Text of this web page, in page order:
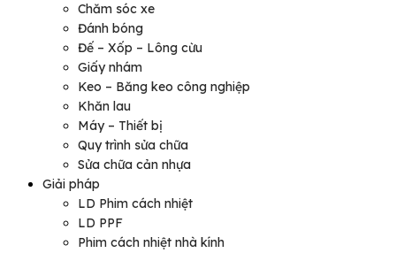
Chăm sóc xe
Đánh bóng
Đế – Xốp – Lông cừu
Giấy nhám
Keo – Băng keo công nghiệp
Khăn lau
Máy – Thiết bị
Quy trình sửa chữa
Sửa chữa cản nhựa
Giải pháp
LD Phim cách nhiệt
LD PPF
Phim cách nhiệt nhà kính